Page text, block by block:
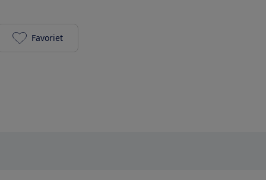
Miele G 4310 Active BW toevoegen aan je
Favoriet